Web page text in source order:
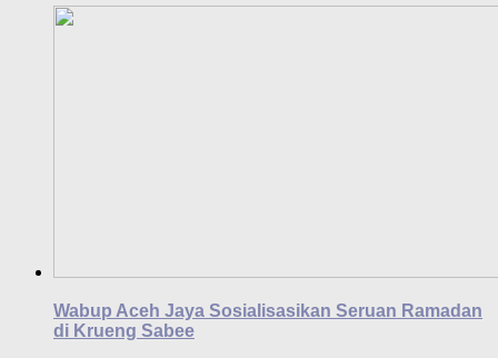
Wabup Aceh Jaya Sosialisasikan Seruan Ramadan
di Krueng Sabee